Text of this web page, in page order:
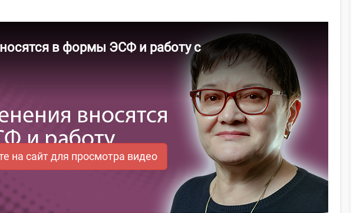
в формы ЭСФ и работу с
на сайт для просмотра видео